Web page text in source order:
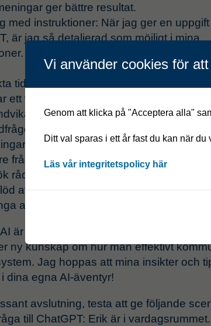
ger bättre resultat.
med instruktioner: När jag ger en uppgift
är jag så detaljerad som möjligt i mina
En vag fråga kan leda till ett
tids- och rumsspecifikationer: Om min
ett visst tid- eller rumsbegrepp,
förvirring.
Om svaret inte motsvarar mina
ber jag AI:n att precisera sig eller
frågor.
råd från andra användare: På internet
av information och tips från andra AI-
av dessa är användbara.
är en ständig inlärningsprocess, och
ny kunskap om hur man effektivt
Jag hoppas att mina insikter och
dina egna AI-äventyr!
avslutning, testa att ge följande
till ChatGPT: Erik är i
Vi använder cookies för
Genom att klicka på "Acceptera alla"
Ditt val sparas i ett år fast du kan när
Läs vår integritetspolicy här